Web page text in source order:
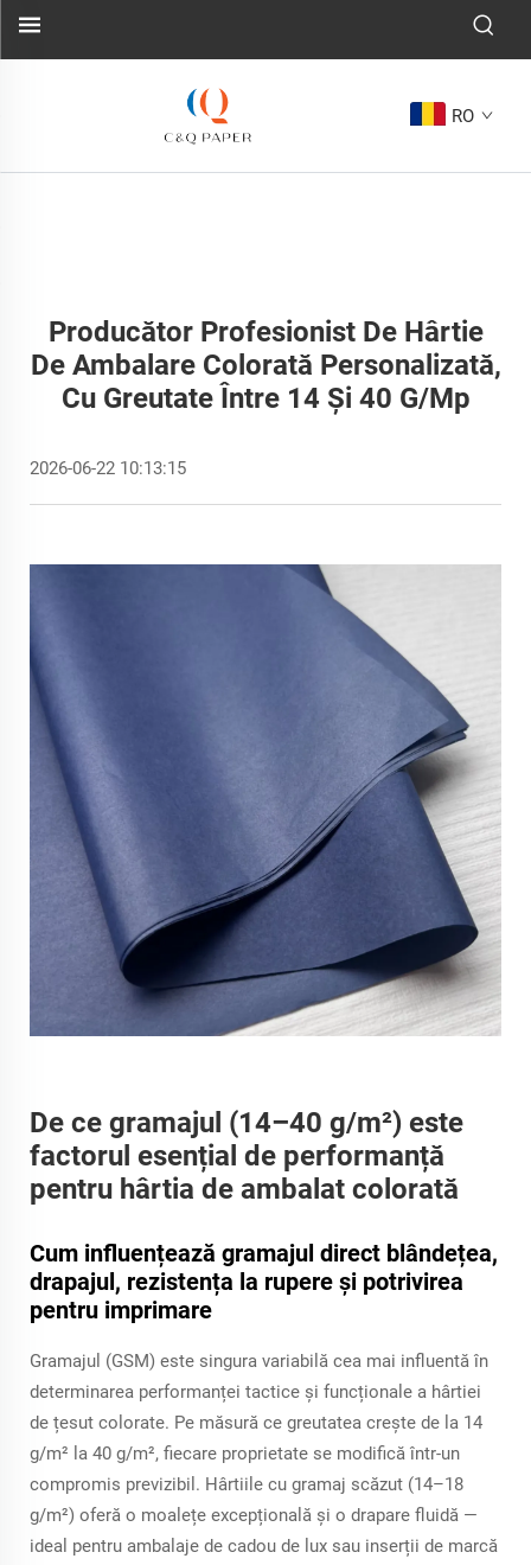
RO
Producător Profesionist De Hârtie
De Ambalare Colorată Personalizată,
Cu Greutate Între 14 Și 40 G/mp
2026-06-22 10:13:15
De ce gramajul (14–40 g/m²) este
factorul esențial de performanță
pentru hârtia de ambalat colorată
Cum influențează gramajul direct blândețea,
drapajul, rezistența la rupere și potrivirea
pentru imprimare
Gramajul (GSM) este singura variabilă cea mai influentă în
determinarea performanței tactice și funcționale a hârtiei
de țesut colorate. Pe măsură ce greutatea crește de la 14
g/m² la 40 g/m², fiecare proprietate se modifică într-un
compromis previzibil. Hârtiile cu gramaj scăzut (14–18
g/m²) oferă o moalețe excepțională și o drapare fluidă —
ideal pentru ambalaje de cadou de lux sau inserții de marcă